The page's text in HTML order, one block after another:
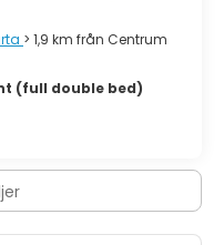
> 1,9 km från Centrum
(full double bed)